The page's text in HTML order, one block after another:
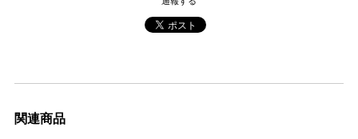
関連商品